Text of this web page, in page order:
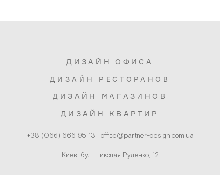
ДИЗАЙН ОФИСА
ДИЗАЙН РЕСТОРАНОВ
ДИЗАЙН МАГАЗИНОВ
ДИЗАЙН КВАРТИР
Киев, бул. Николая Руденко, 12